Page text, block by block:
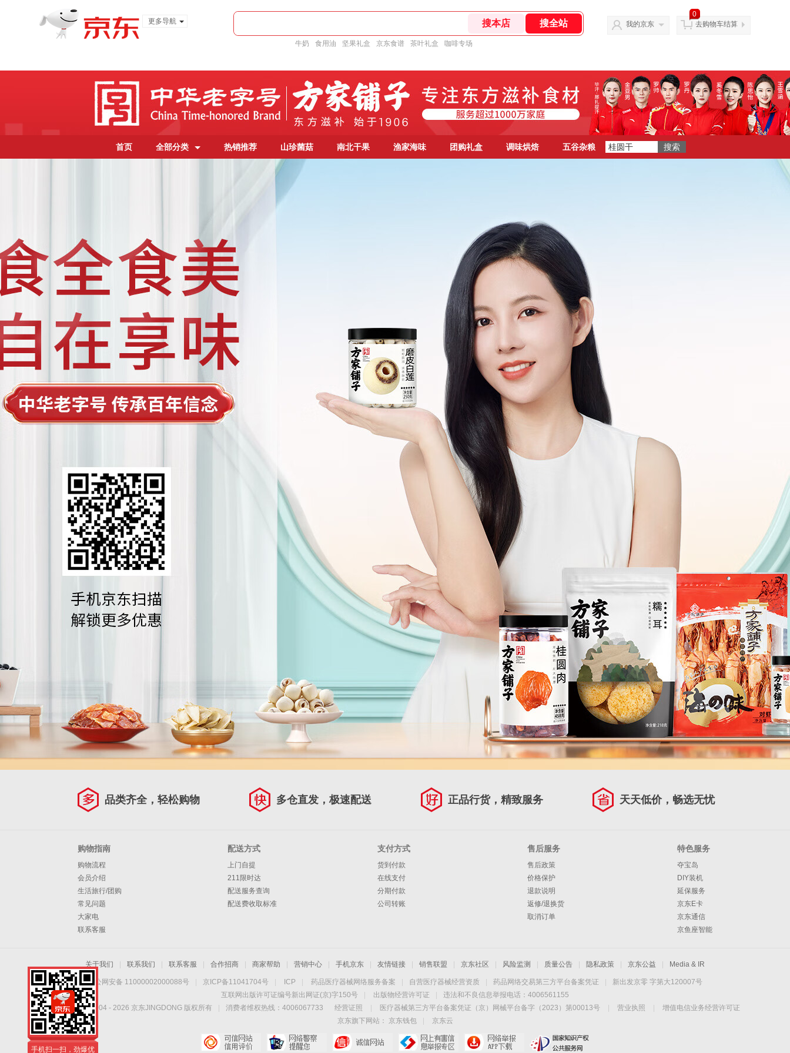
更多导航
牛奶 食用油 坚果礼盒 京东食谱 茶叶礼盒 咖啡专场
我的京东
0
去购物车结算
首页 全部分类 热销推荐 山珍菌菇 南北干果 渔家海味 团购礼盒 调味烘焙 五谷杂粮
品类齐全，轻松购物 多仓直发，极速配送 正品行货，精致服务 天天低价，畅选无忧
购物指南
购物流程
会员介绍
生活旅行/团购
常见问题
大家电
联系客服
配送方式
上门自提
211限时达
配送服务查询
配送费收取标准
支付方式
货到付款
在线支付
分期付款
公司转账
售后服务
售后政策
价格保护
退款说明
返修/退换货
取消订单
特色服务
夺宝岛
DIY装机
延保服务
京东E卡
京东通信
京鱼座智能
关于我们 联系我们 联系客服 合作招商 商家帮助 营销中心 手机京东 友情链接 销售联盟 京东社区 风险监测 质量公告 隐私政策 京东公益 Media & IR
京公网安备 11000002000088号 京ICP备11041704号 ICP 药品医疗器械网络服务备案 自营医疗器械经营资质 药品网络交易第三方平台备案凭证
新出发京零 字第大120007号
互联网出版许可证编号新出网证(京)字150号
出版物经营许可证
违法和不良信息举报电话：4006561155
Copyright © 2004 - 2026 京东JINGDONG 版权所有 消费者维权热线：4006067733 经营证照 医疗器械第三方平台备案凭证（京）网械平台备字（2023）第00013号 营业执照
增值电信业务经营许可证
京东旗下网站：
京东钱包
京东云
手机扫一扫，劲爆优
惠触手可得！
手机扫一扫，劲爆优